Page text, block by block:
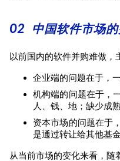
02 中国软件市场
以前国内的软件并购难做，
企业端的问题在于，
机构端的问题在于，
人、钱、地；缺少成
资本市场的问题在于
是通过转让给其他基
从当前市场的变化来看，